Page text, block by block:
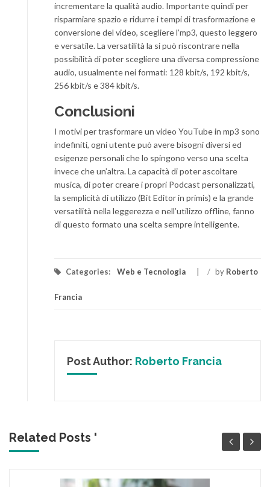
incrementare la qualità audio. Importante quindi per
risparmiare spazio e ridurre i tempi di trasformazione e
conversione del video, scegliere l’mp3, questo leggero
e versatile. La versatilità la si può riscontrare nella
possibilità di poter scegliere una diversa compressione
audio, usualmente nei formati: 128 kbit/s, 192 kbit/s,
256 kbit/s e 384 kbit/s.
Conclusioni
I motivi per trasformare un video YouTube in mp3 sono
indefiniti, ogni utente può avere bisogni diversi ed
esigenze personali che lo spingono verso una scelta
invece che un’altra. La capacità di poter ascoltare
musica, di poter creare i propri Podcast personalizzati,
la semplicità di utilizzo (Bit Editor in primis) e la grande
versatilità nella leggerezza e nell’utilizzo offline, fanno
di questo formato una scelta sempre intelligente.
Categories: Web e Tecnologia / by Roberto
Francia
Post Author: Roberto Francia
Related Posts '